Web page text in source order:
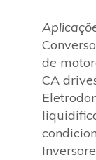
de
CA